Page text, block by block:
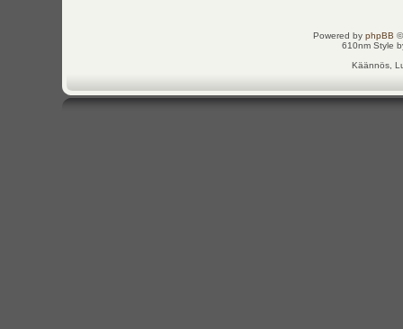
Powered by phpBB
610nm Style
Käännös,